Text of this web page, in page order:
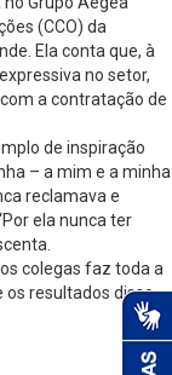
(CCO) da
Ela conta que, à
no setor,
a contratação de
de inspiração
– a mim e a minha
reclamava e
ela nunca ter
colegas faz toda a
os resultados disso